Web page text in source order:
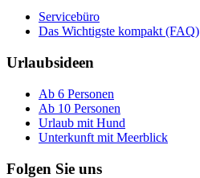
Servicebüro
Das Wichtigste kompakt (FAQ)
Urlaubsideen
Ab 6 Personen
Ab 10 Personen
Urlaub mit Hund
Unterkunft mit Meerblick
Folgen Sie uns